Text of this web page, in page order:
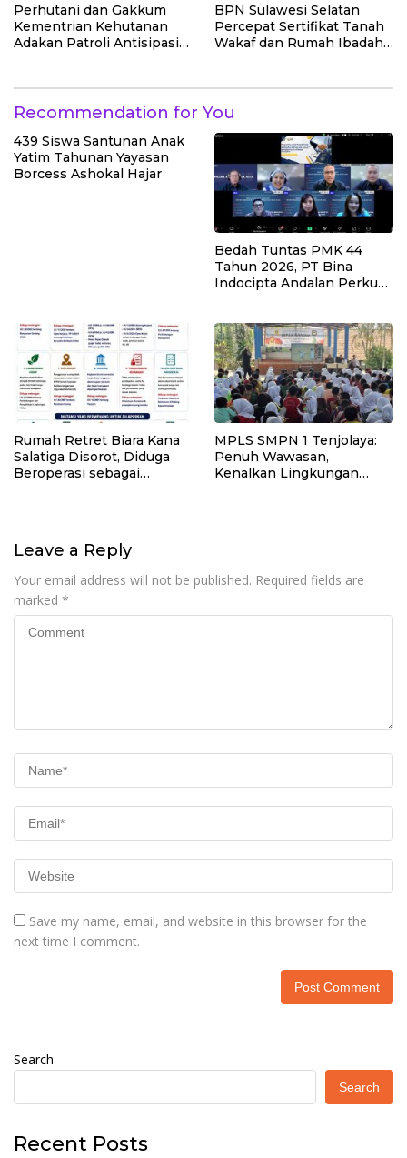
Perhutani dan Gakkum
Kementrian Kehutanan
Adakan Patroli Antisipasi
BPN Sulawesi Selatan
Percepat Sertifikat Tanah
Wakaf dan Rumah Ibadah
Recommendation for You
439 Siswa Santunan Anak
Yatim Tahunan Yayasan
Borcess Ashokal Hajar
Bedah Tuntas PMK 44
Tahun 2026, PT Bina
Indocipta Andalan Perkuat
Rumah Retret Biara Kana
Salatiga Disorot, Diduga
Beroperasi sebagai
MPLS SMPN 1 Tenjolaya:
Penuh Wawasan,
Kenalkan Lingkungan
Leave a Reply
Your email address will not be published. Required fields are
marked *
Save my name, email, and website in this browser for the
next time I comment.
Search
Search
Recent Posts